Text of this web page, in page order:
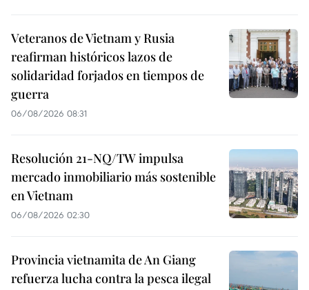
Veteranos de Vietnam y Rusia
reafirman históricos lazos de
solidaridad forjados en tiempos de
guerra
06/08/2026 08:31
Resolución 21-NQ/TW impulsa
mercado inmobiliario más sostenible
en Vietnam
06/08/2026 02:30
Provincia vietnamita de An Giang
refuerza lucha contra la pesca ilegal